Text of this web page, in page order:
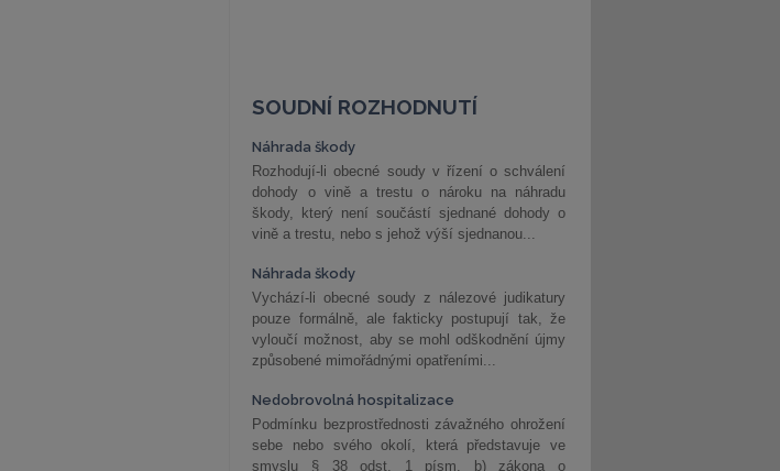
SOUDNÍ ROZHODNUTÍ
Náhrada škody
Rozhodují-li obecné soudy v řízení o schválení
dohody o vině a trestu o nároku na náhradu
škody, který není součástí sjednané dohody o
vině a trestu, nebo s jehož výší sjednanou...
Náhrada škody
Vychází-li obecné soudy z nálezové judikatury
pouze formálně, ale fakticky postupují tak, že
vyloučí možnost, aby se mohl odškodnění újmy
způsobené mimořádnými opatřeními...
Nedobrovolná hospitalizace
Podmínku bezprostřednosti závažného ohrožení
sebe nebo svého okolí, která představuje ve
smyslu § 38 odst. 1 písm. b) zákona o